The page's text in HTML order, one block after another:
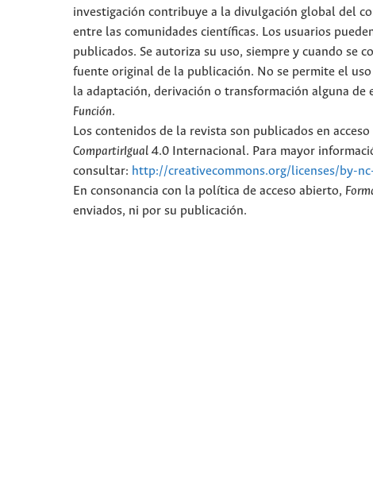
investigación contribuye a la divulgación global del
entre las comunidades científicas. Los usuarios
publicados. Se autoriza su uso, siempre y cuando se
fuente original de la publicación. No se permite el
la adaptación, derivación o transformación alguna
Función.
Los contenidos de la revista son publicados en
CompartirIgual 4.0 Internacional. Para mayor
consultar: http://creativecommons.org/licenses/by-
En consonancia con la política de acceso abierto,
enviados, ni por su publicación.